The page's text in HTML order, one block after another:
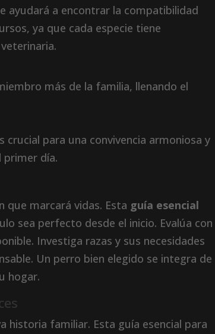
ayudará a encontrar la compatibilidad
ya que cada especie tiene
más de la familia, llenando el
para una convivencia armoniosa y
primer día.
que marcará vidas. Esta guía esencial
sea perfecto desde el inicio. Evalúa con
Investiga razas y sus necesidades
Un perro bien elegido se integra de
hogar.
historia familiar. Esta guía esencial para